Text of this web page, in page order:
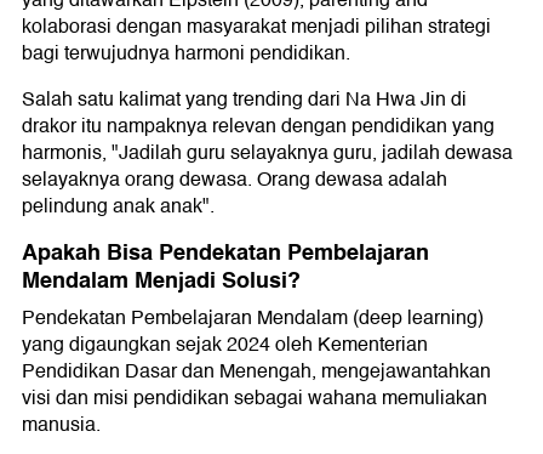
kolaborasi dengan masyarakat menjadi pilihan strategi
bagi terwujudnya harmoni pendidikan.
Salah satu kalimat yang trending dari Na Hwa Jin di
drakor itu nampaknya relevan dengan pendidikan yang
harmonis, "Jadilah guru selayaknya guru, jadilah dewasa
selayaknya orang dewasa. Orang dewasa adalah
pelindung anak anak".
Apakah Bisa Pendekatan Pembelajaran
Mendalam Menjadi Solusi?
Pendekatan Pembelajaran Mendalam (deep learning)
yang digaungkan sejak 2024 oleh Kementerian
Pendidikan Dasar dan Menengah, mengejawantahkan
visi dan misi pendidikan sebagai wahana memuliakan
manusia.